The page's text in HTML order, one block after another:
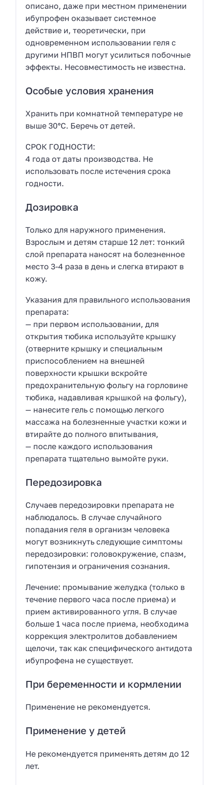
описано, даже при местном применении
ибупрофен оказывает системное
действие и, теоретически, при
одновременном использовании геля с
другими НПВП могут усилиться побочные
эффекты. Несовместимость не известна.
Особые условия хранения
Хранить при комнатной температуре не
выше 30°C. Беречь от детей.
СРОК ГОДНОСТИ:
4 года от даты производства. Не
использовать после истечения срока
годности.
Дозировка
Только для наружного применения.
Взрослым и детям старше 12 лет: тонкий
слой препарата наносят на болезненное
место 3-4 раза в день и слегка втирают в
кожу.
Указания для правильного использования
препарата:
— при первом использовании, для
открытия тюбика используйте крышку
(отверните крышку и специальным
приспособлением на внешней
поверхности крышки вскройте
предохранительную фольгу на горловине
тюбика, надавливая крышкой на фольгу),
— нанесите гель с помощью легкого
массажа на болезненные участки кожи и
втирайте до полного впитывания,
— после каждого использования
препарата тщательно вымойте руки.
Передозировка
Случаев передозировки препарата не
наблюдалось. В случае случайного
попадания геля в организм человека
могут возникнуть следующие симптомы
передозировки: головокружение, спазм,
гипотензия и ограничения сознания.
Лечение: промывание желудка (только в
течение первого часа после приема) и
прием активированного угля. В случае
больше 1 часа после приема, необходима
коррекция электролитов добавлением
щелочи, так как специфического антидота
ибупрофена не существует.
При беременности и кормлении
Применение не рекомендуется.
Применение у детей
Не рекомендуется применять детям до 12
лет.